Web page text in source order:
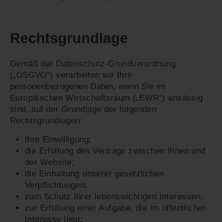
Rechtsgrundlage
Gemäß der Datenschutz-Grundverordnung
(„DSGVO“) verarbeiten wir Ihre
personenbezogenen Daten, wenn Sie im
Europäischen Wirtschaftsraum („EWR“) ansässig
sind, auf der Grundlage der folgenden
Rechtsgrundlagen:
Ihre Einwilligung;
die Erfüllung des Vertrags zwischen Ihnen und
der Website;
die Einhaltung unserer gesetzlichen
Verpflichtungen;
zum Schutz Ihrer lebenswichtigen Interessen;
zur Erfüllung einer Aufgabe, die im öffentlichen
Interesse liegt;